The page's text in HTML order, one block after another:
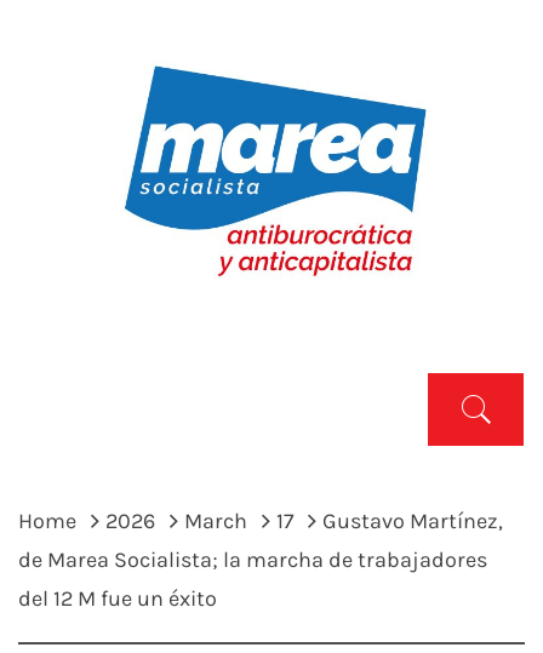
MAREA SOCIALISTA
Home 2026 March 17
Gustavo Martínez,
de Marea Socialista; la marcha de trabajadores
del 12 M fue un éxito